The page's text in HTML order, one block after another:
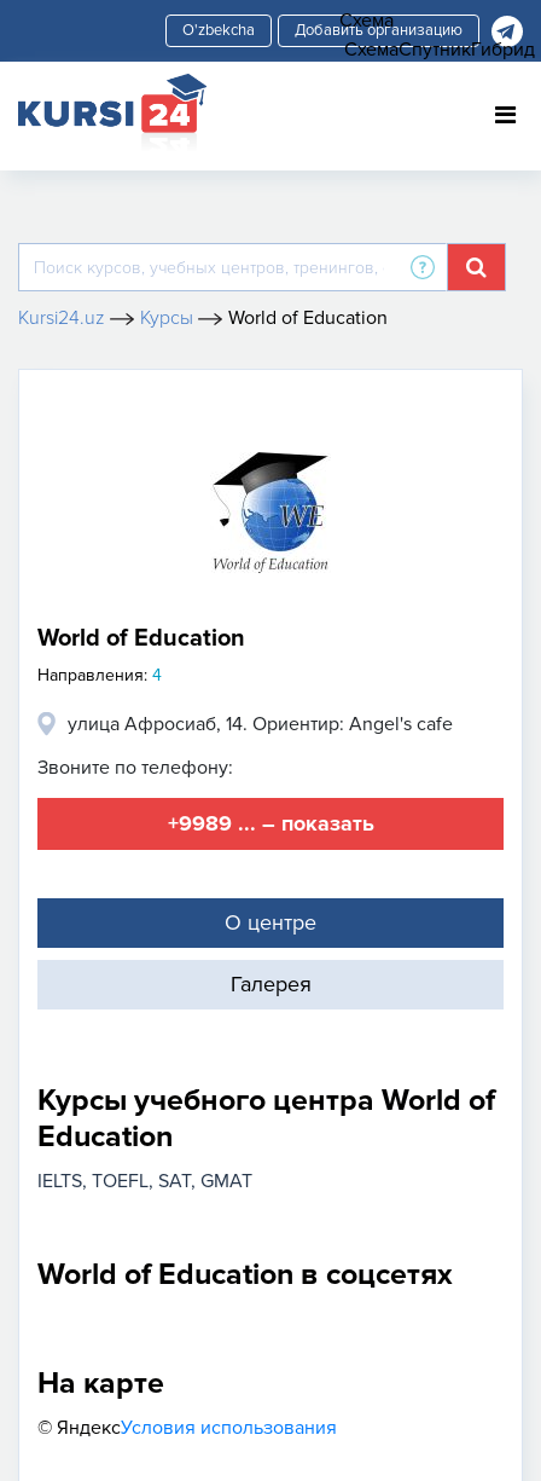
Добавить организацию
Kursi24.uz Курсы World of Education
World of Education
Направления: 4
улица Афросиаб, 14. Ориентир: Angel's cafe
Звоните по телефону:
+9989 ... – показать
О центре
Галерея
Курсы учебного центра World of
Education
IELTS TOEFL SAT GMAT
World of Education в соцсетях
На карте
© ЯндексУсловия использования
Схема
СхемаСпутникГибрид